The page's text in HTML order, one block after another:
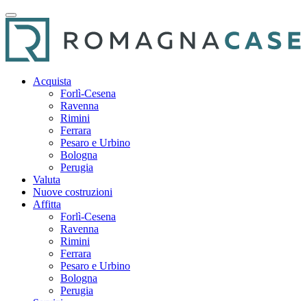
Acquista
Forlì-Cesena
Ravenna
Rimini
Ferrara
Pesaro e Urbino
Bologna
Perugia
Valuta
Nuove costruzioni
Affitta
Forlì-Cesena
Ravenna
Rimini
Ferrara
Pesaro e Urbino
Bologna
Perugia